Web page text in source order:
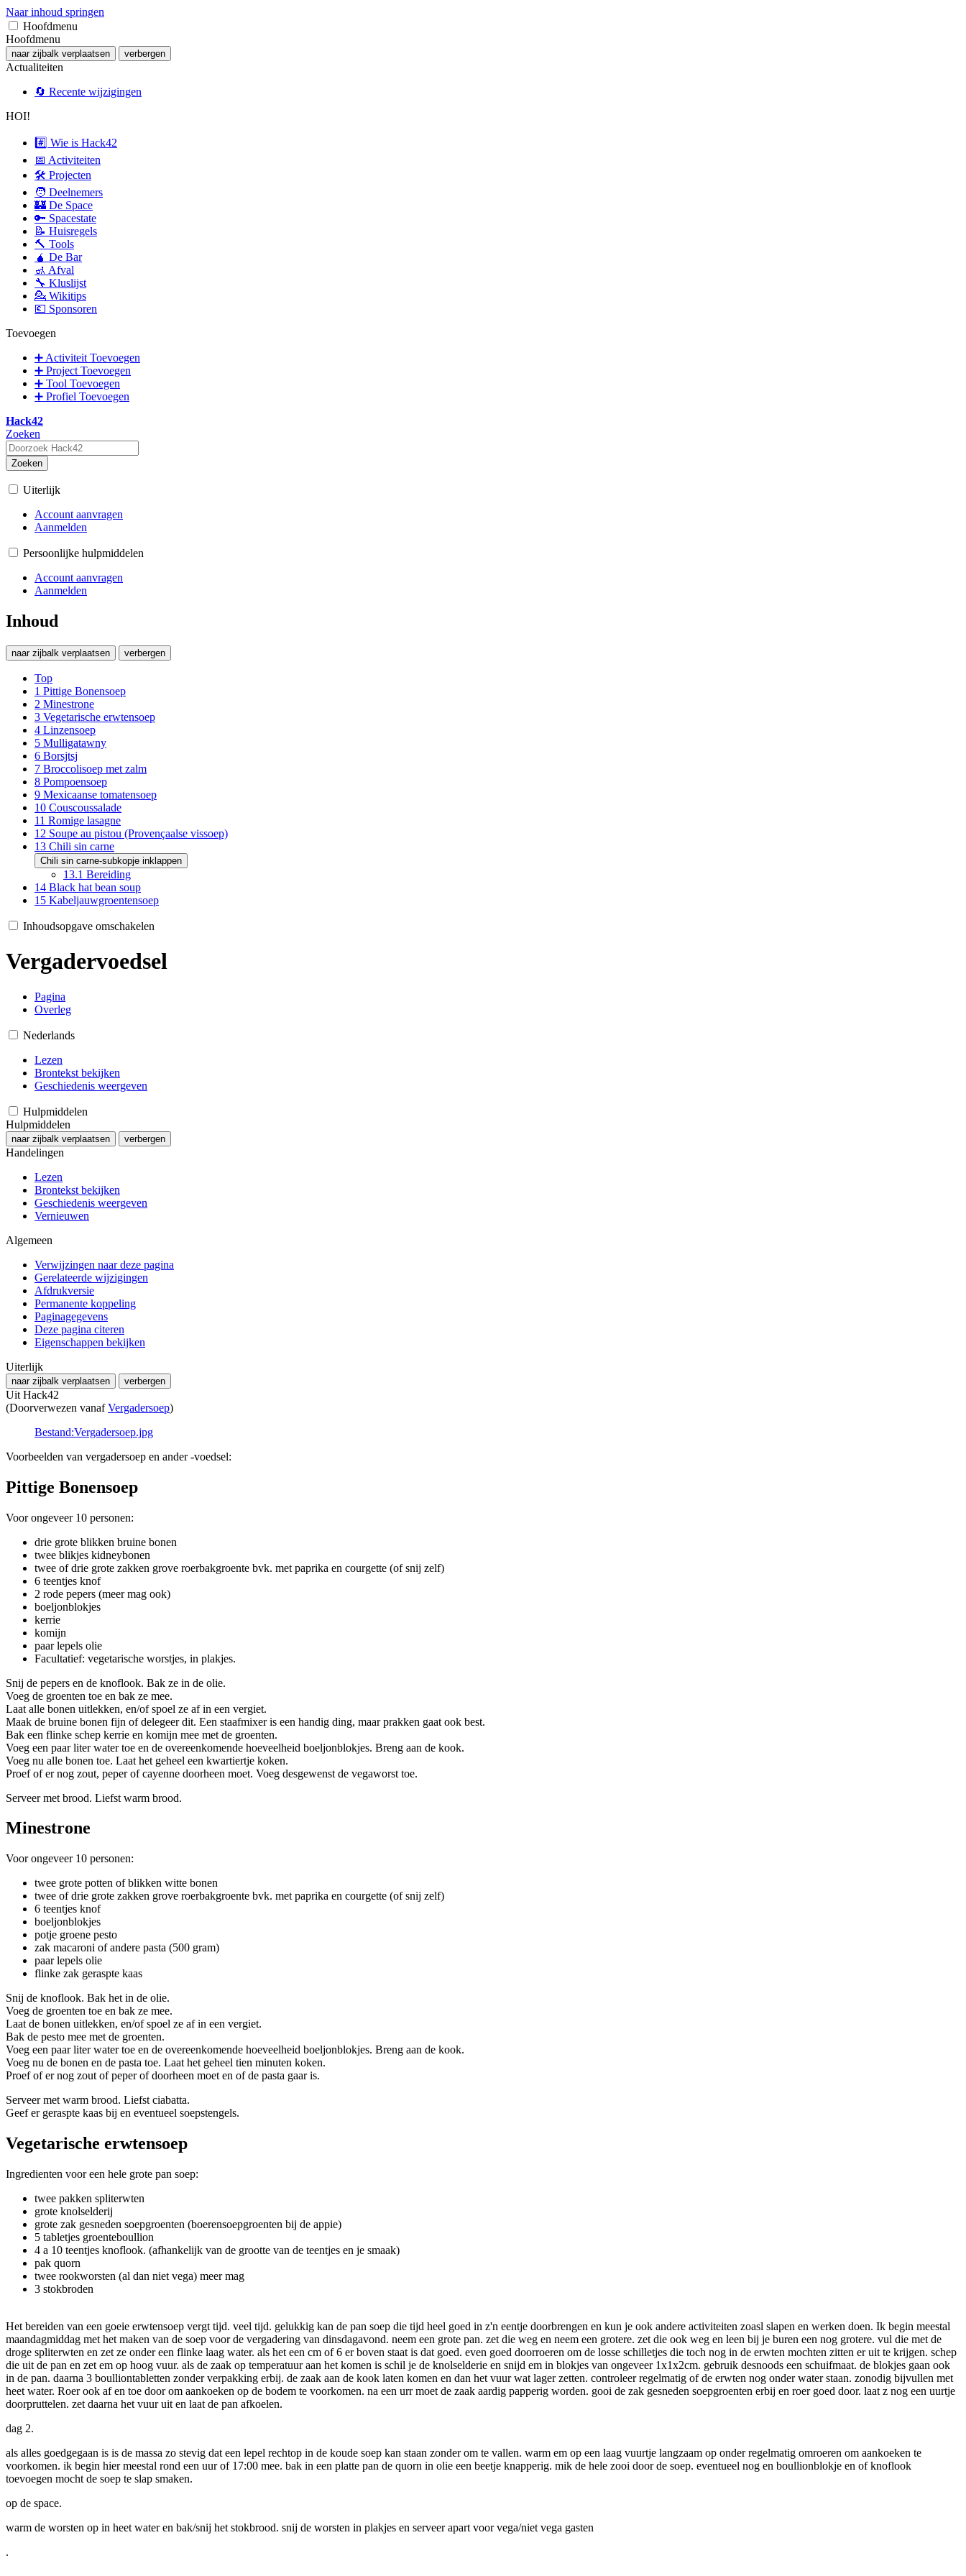
Naar inhoud springen
Hoofdmenu
Hoofdmenu
naar zijbalk verplaatsen verbergen
Actualiteiten
🔄 Recente wijzigingen
HOI!
#️⃣ Wie is Hack42
📅 Activiteiten
🛠 Projecten
🧑 Deelnemers
🏰 De Space
🔑 Spacestate
📝 Huisregels
🔨 Tools
🧉 De Bar
🚮 Afval
🔧 Kluslijst
💁 Wikitips
💶 Sponsoren
Toevoegen
➕ Activiteit Toevoegen
➕ Project Toevoegen
➕ Tool Toevoegen
➕ Profiel Toevoegen
Hack42
Zoeken
Zoeken
Uiterlijk
Account aanvragen
Aanmelden
Persoonlijke hulpmiddelen
Account aanvragen
Aanmelden
Inhoud
naar zijbalk verplaatsen verbergen
Top
1 Pittige Bonensoep
2 Minestrone
3 Vegetarische erwtensoep
4 Linzensoep
5 Mulligatawny
6 Borsjtsj
7 Broccolisoep met zalm
8 Pompoensoep
9 Mexicaanse tomatensoep
10 Couscoussalade
11 Romige lasagne
12 Soupe au pistou (Provençaalse vissoep)
13 Chili sin carne
Chili sin carne-subkopje inklappen
13.1 Bereiding
14 Black hat bean soup
15 Kabeljauwgroentensoep
Inhoudsopgave omschakelen
Vergadervoedsel
Pagina
Overleg
Nederlands
Lezen
Brontekst bekijken
Geschiedenis weergeven
Hulpmiddelen
Hulpmiddelen
naar zijbalk verplaatsen verbergen
Handelingen
Lezen
Brontekst bekijken
Geschiedenis weergeven
Vernieuwen
Algemeen
Verwijzingen naar deze pagina
Gerelateerde wijzigingen
Afdrukversie
Permanente koppeling
Paginagegevens
Deze pagina citeren
Eigenschappen bekijken
Uiterlijk
naar zijbalk verplaatsen verbergen
Uit Hack42
(Doorverwezen vanafVergadersoep)
Bestand:Vergadersoep.jpg
Voorbeelden van vergadersoep en ander -voedsel:
Pittige Bonensoep
Voor ongeveer 10 personen:
drie grote blikken bruine bonen
twee blikjes kidneybonen
twee of drie grote zakken grove roerbakgroente bvk. met paprika en courgette (of snij zelf)
6 teentjes knof
2 rode pepers (meer mag ook)
boeljonblokjes
kerrie
komijn
paar lepels olie
Facultatief: vegetarische worstjes, in plakjes.
Snij de pepers en de knoflook. Bak ze in de olie.
Voeg de groenten toe en bak ze mee.
Laat alle bonen uitlekken, en/of spoel ze af in een vergiet.
Maak de bruine bonen fijn of delegeer dit. Een staafmixer is een handig ding, maar prakken gaat ook best.
Bak een flinke schep kerrie en komijn mee met de groenten.
Voeg een paar liter water toe en de overeenkomende hoeveelheid boeljonblokjes. Breng aan de kook.
Voeg nu alle bonen toe. Laat het geheel een kwartiertje koken.
Proef of er nog zout, peper of cayenne doorheen moet. Voeg desgewenst de vegaworst toe.
Serveer met brood. Liefst warm brood.
Minestrone
Voor ongeveer 10 personen:
twee grote potten of blikken witte bonen
twee of drie grote zakken grove roerbakgroente bvk. met paprika en courgette (of snij zelf)
6 teentjes knof
boeljonblokjes
potje groene pesto
zak macaroni of andere pasta (500 gram)
paar lepels olie
flinke zak geraspte kaas
Snij de knoflook. Bak het in de olie.
Voeg de groenten toe en bak ze mee.
Laat de bonen uitlekken, en/of spoel ze af in een vergiet.
Bak de pesto mee met de groenten.
Voeg een paar liter water toe en de overeenkomende hoeveelheid boeljonblokjes. Breng aan de kook.
Voeg nu de bonen en de pasta toe. Laat het geheel tien minuten koken.
Proef of er nog zout of peper of doorheen moet en of de pasta gaar is.
Serveer met warm brood. Liefst ciabatta.
Geef er geraspte kaas bij en eventueel soepstengels.
Vegetarische erwtensoep
Ingredienten voor een hele grote pan soep:
twee pakken spliterwten
grote knolselderij
grote zak gesneden soepgroenten (boerensoepgroenten bij de appie)
5 tabletjes groenteboullion
4 a 10 teentjes knoflook. (afhankelijk van de grootte van de teentjes en je smaak)
pak quorn
twee rookworsten (al dan niet vega) meer mag
3 stokbroden
Het bereiden van een goeie erwtensoep vergt tijd. veel tijd. gelukkig kan de pan soep die tijd heel goed in z'n eentje doorbrengen en kun je ook andere activiteiten zoasl slapen en werken doen. Ik begin meestal
maandagmiddag met het maken van de soep voor de vergadering van dinsdagavond. neem een grote pan. zet die weg en neem een grotere. zet die ook weg en leen bij je buren een nog grotere. vul die met de
droge spliterwten en zet ze onder een flinke laag water. als het een cm of 6 er boven staat is dat goed. even goed doorroeren om de losse schilletjes die toch nog in de erwten mochten zitten er uit te krijgen. schep
die uit de pan en zet em op hoog vuur. als de zaak op temperatuur aan het komen is schil je de knolselderie en snijd em in blokjes van ongeveer 1x1x2cm. gebruik desnoods een schuifmaat. de blokjes gaan ook
in de pan. daarna 3 boulliontabletten zonder verpakking erbij. de zaak aan de kook laten komen en dan het vuur wat lager zetten. controleer regelmatig of de erwten nog onder water staan. zonodig bijvullen met
heet water. Roer ook af en toe door om aankoeken op de bodem te voorkomen. na een urr moet de zaak aardig papperig worden. gooi de zak gesneden soepgroenten erbij en roer goed door. laat z nog een uurtje
doorpruttelen. zet daarna het vuur uit en laat de pan afkoelen.
dag 2.
als alles goedgegaan is is de massa zo stevig dat een lepel rechtop in de koude soep kan staan zonder om te vallen. warm em op een laag vuurtje langzaam op onder regelmatig omroeren om aankoeken te
voorkomen. ik begin hier meestal rond een uur of 17:00 mee. bak in een platte pan de quorn in olie een beetje knapperig. mik de hele zooi door de soep. eventueel nog en boullionblokje en of knoflook
toevoegen mocht de soep te slap smaken.
op de space.
warm de worsten op in heet water en bak/snij het stokbrood. snij de worsten in plakjes en serveer apart voor vega/niet vega gasten
.